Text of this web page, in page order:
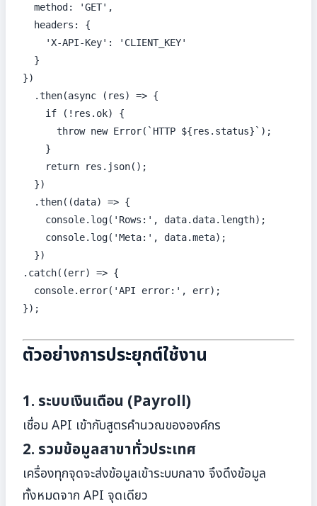
  method: 'GET',
  headers: {
    'X-API-Key': 'CLIENT_KEY'
  }
})
  .then(async (res) => {
    if (!res.ok) {
      throw new Error(`HTTP ${res.status}`);
    }
    return res.json();
  })
  .then((data) => {
    console.log('Rows:', data.data.length);
    console.log('Meta:', data.meta);
  })
.catch((err) => {
  console.error('API error:', err);
});
ตัวอย่างการประยุกต์ใช้งาน
1. ระบบเงินเดือน (Payroll)
เชื่อม API เข้ากับสูตรคำนวณขององค์กร
2. รวมข้อมูลสาขาทั่วประเทศ
เครื่องทุกจุดจะส่งข้อมูลเข้าระบบกลาง จึงดึงข้อมูล
ทั้งหมดจาก API จุดเดียว